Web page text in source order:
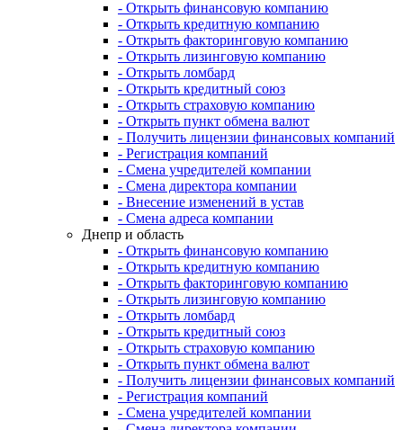
- Открыть финансовую компанию
- Открыть кредитную компанию
- Открыть факторинговую компанию
- Открыть лизинговую компанию
- Открыть ломбард
- Открыть кредитный союз
- Открыть страховую компанию
- Открыть пункт обмена валют
- Получить лицензии финансовых компаний
- Регистрация компаний
- Смена учредителей компании
- Смена директора компании
- Внесение изменений в устав
- Смена адреса компании
Днепр и область
- Открыть финансовую компанию
- Открыть кредитную компанию
- Открыть факторинговую компанию
- Открыть лизинговую компанию
- Открыть ломбард
- Открыть кредитный союз
- Открыть страховую компанию
- Открыть пункт обмена валют
- Получить лицензии финансовых компаний
- Регистрация компаний
- Смена учредителей компании